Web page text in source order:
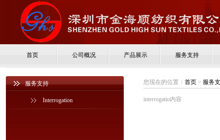
首页 公司概况 产品展示 服务支持
服务支持
Interrogation
您现在的位置： 首页> 服务
interrogatio内容